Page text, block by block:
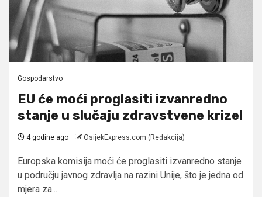
Gospodarstvo
EU će moći proglasiti izvanredno
stanje u slučaju zdravstvene krize!
4 godine ago OsijekExpress.com (Redakcija)
Europska komisija moći će proglasiti izvanredno stanje
u području javnog zdravlja na razini Unije, što je jedna od
mjera za...